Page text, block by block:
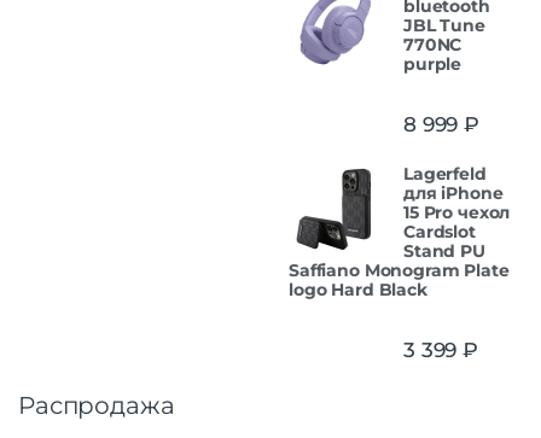
bluetooth
JBL Tune
770NC
purple
8 999 ₽
Lagerfeld
для iPhone
15 Pro чехол
Cardslot
Stand PU
Saffiano Monogram Plate
logo Hard Black
3 399 ₽
Распродажа